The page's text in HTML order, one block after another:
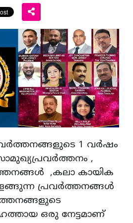
1 വർഷം
,
,കലാ കായിക
പ്രവർത്തനങ്ങൾ
ഒരു നേട്ടമാണ്